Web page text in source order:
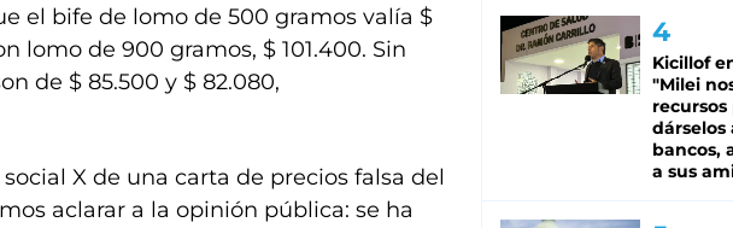
el bife de lomo de 500 gramos valía $
lomo de 900 gramos, $ 101.400. Sin
de $ 85.500 y $ 82.080,
X de una carta de precios falsa del
aclarar a la opinión pública: se ha
Kicillof
"Milei
recursos
dárselos
bancos,
a sus